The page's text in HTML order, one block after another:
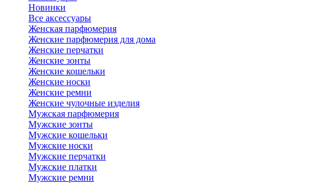
Новинки
Все аксессуары
Женская парфюмерия
Женские парфюмерия для дома
Женские перчатки
Женские зонты
Женские кошельки
Женские носки
Женские ремни
Женские чулочные изделия
Мужская парфюмерия
Мужские зонты
Мужские кошельки
Мужские носки
Мужские перчатки
Мужские платки
Мужские ремни